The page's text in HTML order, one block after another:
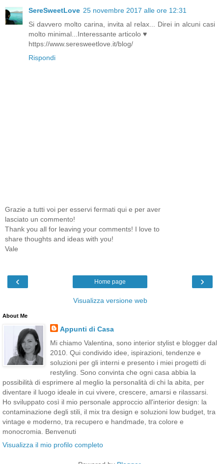
SereSweetLove 25 novembre 2017 alle ore 12:31
Si davvero molto carina, invita al relax... Direi in alcuni casi
molto minimal...Interessante articolo ♥
https://www.seresweetlove.it/blog/
Rispondi
Grazie a tutti voi per esservi fermati qui e per aver
lasciato un commento!
Thank you all for leaving your comments! I love to
share thoughts and ideas with you!
Vale
‹ ›
Home page
Visualizza versione web
About Me
Appunti di Casa
Mi chiamo Valentina, sono interior stylist e blogger dal
2010. Qui condivido idee, ispirazioni, tendenze e
soluzioni per gli interni e presento i miei progetti di
restyling. Sono convinta che ogni casa abbia la
possibilità di esprimere al meglio la personalità di chi la abita, per
diventare il luogo ideale in cui vivere, crescere, amarsi e rilassarsi.
Ho sviluppato così il mio personale approccio all'interior design: la
contaminazione degli stili, il mix tra design e soluzioni low budget, tra
vintage e moderno, tra recupero e handmade, tra colore e
monocromia. Benvenuti
Visualizza il mio profilo completo